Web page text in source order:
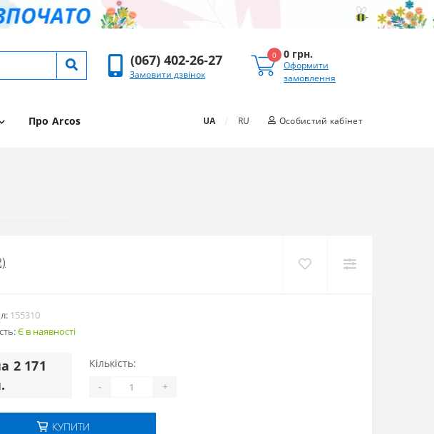
(067) 402-26-27
Замовити дзвінок
0 0 грн.
Оформити
замовлення
Про Arcos UA / RU Особистий кабінет
155310
Є в наявності
2 171
Кількість:
- +
КУПИТИ